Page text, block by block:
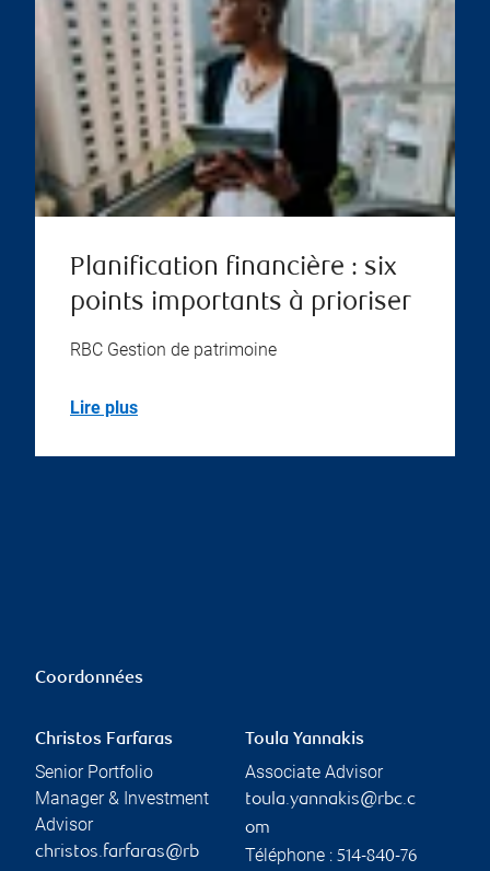
Planification financière : six
points importants à prioriser
RBC Gestion de patrimoine
Lire plus
Coordonnées
Christos Farfaras
Senior Portfolio
Manager & Investment
Advisor
christos.farfaras@rb
Toula Yannakis
Associate Advisor
toula.yannakis@rbc.c
om
Téléphone : 514-840-76